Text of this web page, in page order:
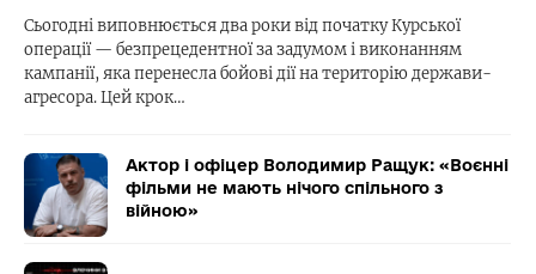
Сьогодні виповнюється два роки від початку Курської
операції — безпрецедентної за задумом і виконанням
кампанії, яка перенесла бойові дії на територію держави-
агресора. Цей крок…
Актор і офіцер Володимир Ращук: «Воєнні
фільми не мають нічого спільного з
війною»